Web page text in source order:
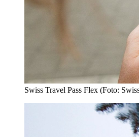
Swiss Travel Pass Flex (Foto: